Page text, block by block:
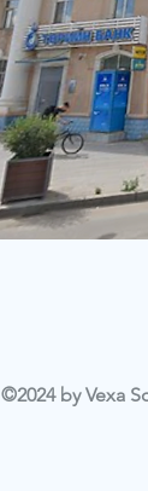
©2024 by Vexa